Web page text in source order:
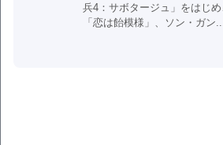
兵4：サボタージュ」をはじ
「恋は飴模様」、ソン・ガン